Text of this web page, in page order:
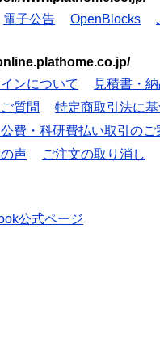
電子公告 OpenBlocks
ンについて
見積書・
質問
特定商取引法に
費・科研費払い取引のご
声 ご注文の取り消し
公式ページ